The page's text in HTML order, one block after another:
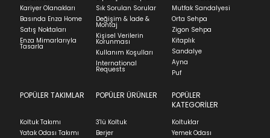
Stock moves super-fast. This look-up is an
indication of where stock might be available but
we can't guarantee it'll be there for long.
faturasıyla birlikte göndermelisiniz.
İadenizin kabul edilmesi için, ürünün hasar
görmemiş, kurulumunun yapılmamış ve
kullanılmamış olması gerekmektedir.
İade ve Değişim bölümünü ziyaret ediniz.
Teslimat
Ev tekstili siparişlerinizin kargoya verilme süresi
ortalama 5-24 iş günüdür.
Kapat
Kariyer Olanakları
Basında Enza Home
Satış Noktaları
Enza Mimarlarıyla
Tasarla
Sık Sorulan Sorular
Değişim & İade &
Montaj
Kişisel Verilerin
Korunması
Kullanım Koşulları
International
Requests
Mutfak Sandalyesi
Orta Sehpa
Zigon Sehpa
Kitaplık
Sandalye
Ayna
Puf
POPÜLER TAKIMLAR
Koltuk Takımı
Yatak Odası Takımı
POPÜLER ÜRÜNLER
3'lü Koltuk
Berjer
POPÜLER
KATEGORİLER
Koltuklar
Yemek Odası